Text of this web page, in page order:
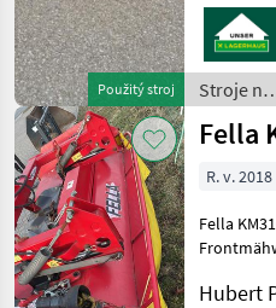
Použitý stroj
telefonisch, ob die
Ihnen
aktuell
steht. Wir
Stroje na
zber
Fella
Fella
R. v. 2018
Fella KM310 FZ,
Hubert